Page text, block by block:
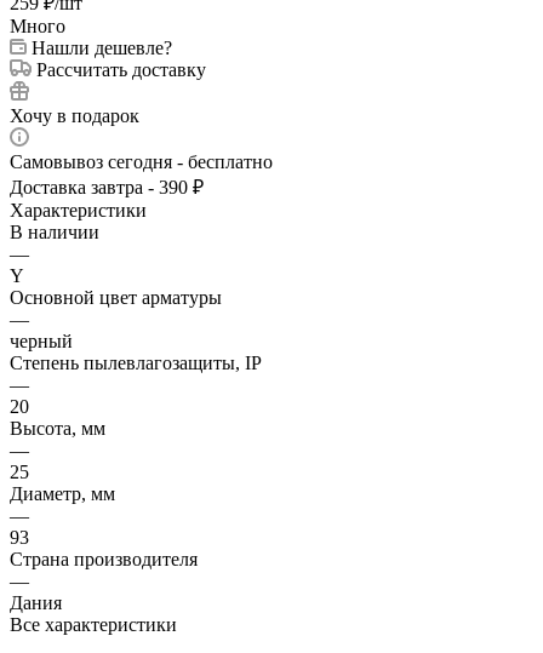
Много
Нашли дешевле?
Рассчитать доставку
Хочу в подарок
Самовывоз сегодня - бесплатно
Доставка завтра - 390 ₽
Характеристики
В наличии
—
Y
Основной цвет арматуры
—
черный
Степень пылевлагозащиты, IP
—
20
Высота, мм
—
25
Диаметр, мм
—
93
Страна производителя
—
Дания
Все характеристики